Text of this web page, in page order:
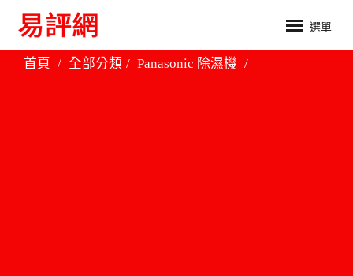
選單
首頁 全部分類 Panasonic 除濕機